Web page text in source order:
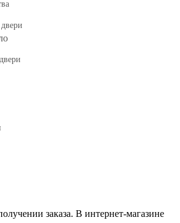
заказа. В интернет-магазине